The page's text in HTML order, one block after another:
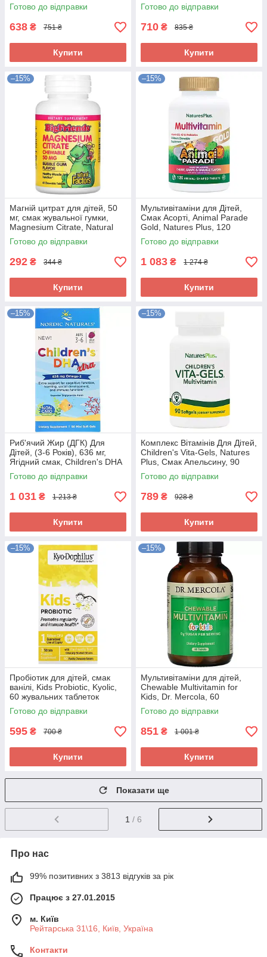
жувальних цукерок
Готово до відправки
638 ₴ 751 ₴
Купити
Готово до відправки
710 ₴ 835 ₴
Купити
–15%
Магній цитрат для дітей, 50
мг, смак жувальної гумки,
Magnesium Citrate, Natural
Factors, 60 жувальних
таблеток
Готово до відправки
292 ₴ 344 ₴
Купити
–15%
Мультивітаміни для Дітей,
Смак Асорті, Animal Parade
Gold, Natures Plus, 120
жувальних таблеток
Готово до відправки
1 083 ₴ 1 274 ₴
Купити
–15%
Риб'ячий Жир (ДГК) Для
Дітей, (3-6 Років), 636 мг,
Ягідний смак, Children's DHA
Xtra, Nordic Naturals, 90 Міні
Капсул
Готово до відправки
1 031 ₴ 1 213 ₴
Купити
–15%
Комплекс Вітамінів Для Дітей,
Children's Vita-Gels, Natures
Plus, Смак Апельсину, 90
гелевих капсул
Готово до відправки
789 ₴ 928 ₴
Купити
–15%
Пробіотик для дітей, смак
ванілі, Kids Probiotic, Kyolic,
60 жувальних таблеток
Готово до відправки
595 ₴ 700 ₴
Купити
–15%
Мультивітаміни для дітей,
Chewable Multivitamin for
Kids, Dr. Mercola, 60
жувальних таблеток
Готово до відправки
851 ₴ 1 001 ₴
Купити
Показати ще
1 / 6
Про нас
99% позитивних з 3813 відгуків за рік
Працює з 27.01.2015
м. Київ
Рейтарська 31\16, Київ, Україна
Контакти